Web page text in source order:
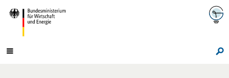
Navigation
Hauptmenü